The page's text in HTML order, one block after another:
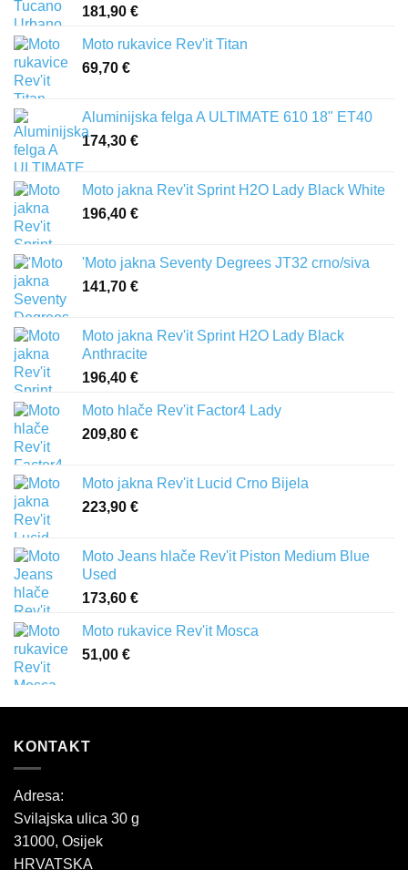
181,90 €
Moto rukavice Rev'it Titan
69,70 €
Aluminijska felga A ULTIMATE 610 18" ET40
174,30 €
Moto jakna Rev'it Sprint H2O Lady Black White
196,40 €
'Moto jakna Seventy Degrees JT32 crno/siva
141,70 €
Moto jakna Rev'it Sprint H2O Lady Black
Anthracite
196,40 €
Moto hlače Rev'it Factor4 Lady
209,80 €
Moto jakna Rev'it Lucid Crno Bijela
223,90 €
Moto Jeans hlače Rev'it Piston Medium Blue
Used
173,60 €
Moto rukavice Rev'it Mosca
51,00 €
KONTAKT
Adresa:
Svilajska ulica 30 g
31000, Osijek
HRVATSKA